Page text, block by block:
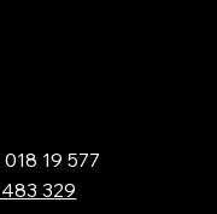
19 577
329